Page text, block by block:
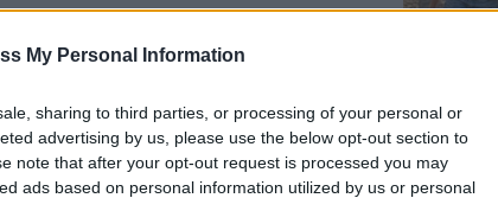
My Personal Information
sharing to third parties, or processing of your personal or
advertising by us, please use the below opt-out section to
note that after your opt-out request is processed you may
ads based on personal information utilized by us or personal
rajongók pedig teljesen
ölelgetve